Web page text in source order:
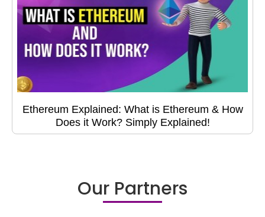
Ethereum Explained: What is Ethereum & How
Does it Work? Simply Explained!
Our Partners